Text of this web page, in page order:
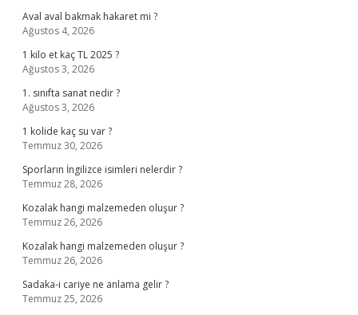
Aval aval bakmak hakaret mi ?
Ağustos 4, 2026
1 kilo et kaç TL 2025 ?
Ağustos 3, 2026
1. sınıfta sanat nedir ?
Ağustos 3, 2026
1 kolide kaç su var ?
Temmuz 30, 2026
Sporların İngilizce isimleri nelerdir ?
Temmuz 28, 2026
Kozalak hangi malzemeden oluşur ?
Temmuz 26, 2026
Kozalak hangi malzemeden oluşur ?
Temmuz 26, 2026
Sadaka-i cariye ne anlama gelir ?
Temmuz 25, 2026